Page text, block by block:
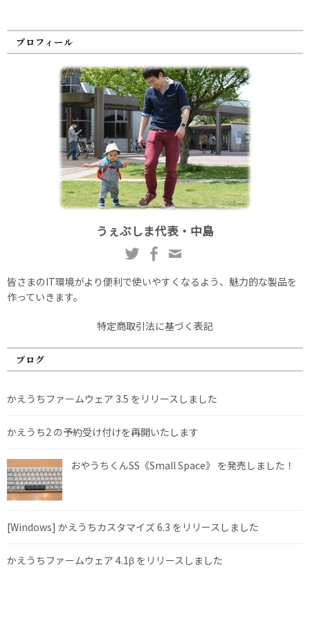
プロフィール
うぇぶしま代表・中島
皆さまのIT環境がより便利で使いやすくなるよう、魅力的な製品を
作っていきます。
特定商取引法に基づく表記
ブログ
かえうちファームウェア 3.5 をリリースしました
かえうち2 の予約受け付けを再開いたします
おやうちくんSS《Small Space》 を発売しました！
[Windows] かえうちカスタマイズ 6.3 をリリースしました
かえうちファームウェア 4.1β をリリースしました